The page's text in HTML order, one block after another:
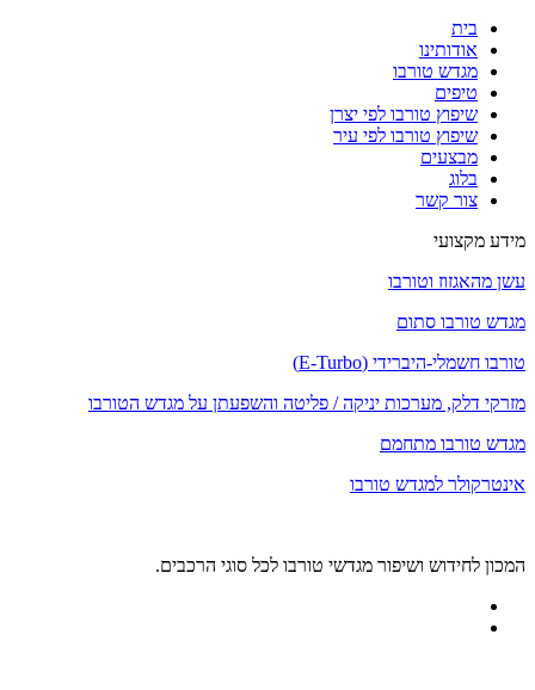
בית
אודותינו
מגדש טורבו
טיפים
שיפוץ טורבו לפי יצרן
שיפוץ טורבו לפי עיר
מבצעים
בלוג
צור קשר
מידע מקצועי
עשן מהאגזוז וטורבו
מגדש טורבו סתום
טורבו חשמלי-היברידי (E-Turbo)
מזרקי דלק, מערכות יניקה / פליטה והשפעתן על מגדש הטורבו
מגדש טורבו מתחמם
אינטרקולר למגדש טורבו
המכון לחידוש ושיפור מגדשי טורבו לכל סוגי הרכבים.